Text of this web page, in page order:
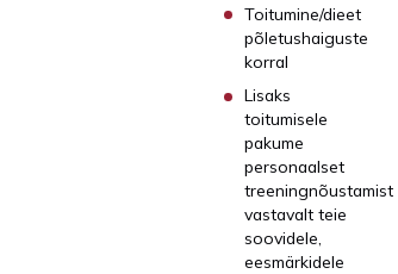
Toitumine/dieet
põletushaiguste
korral
Lisaks
toitumisele
pakume
personaalset
treeningnõustamist
vastavalt teie
soovidele,
eesmärkidele